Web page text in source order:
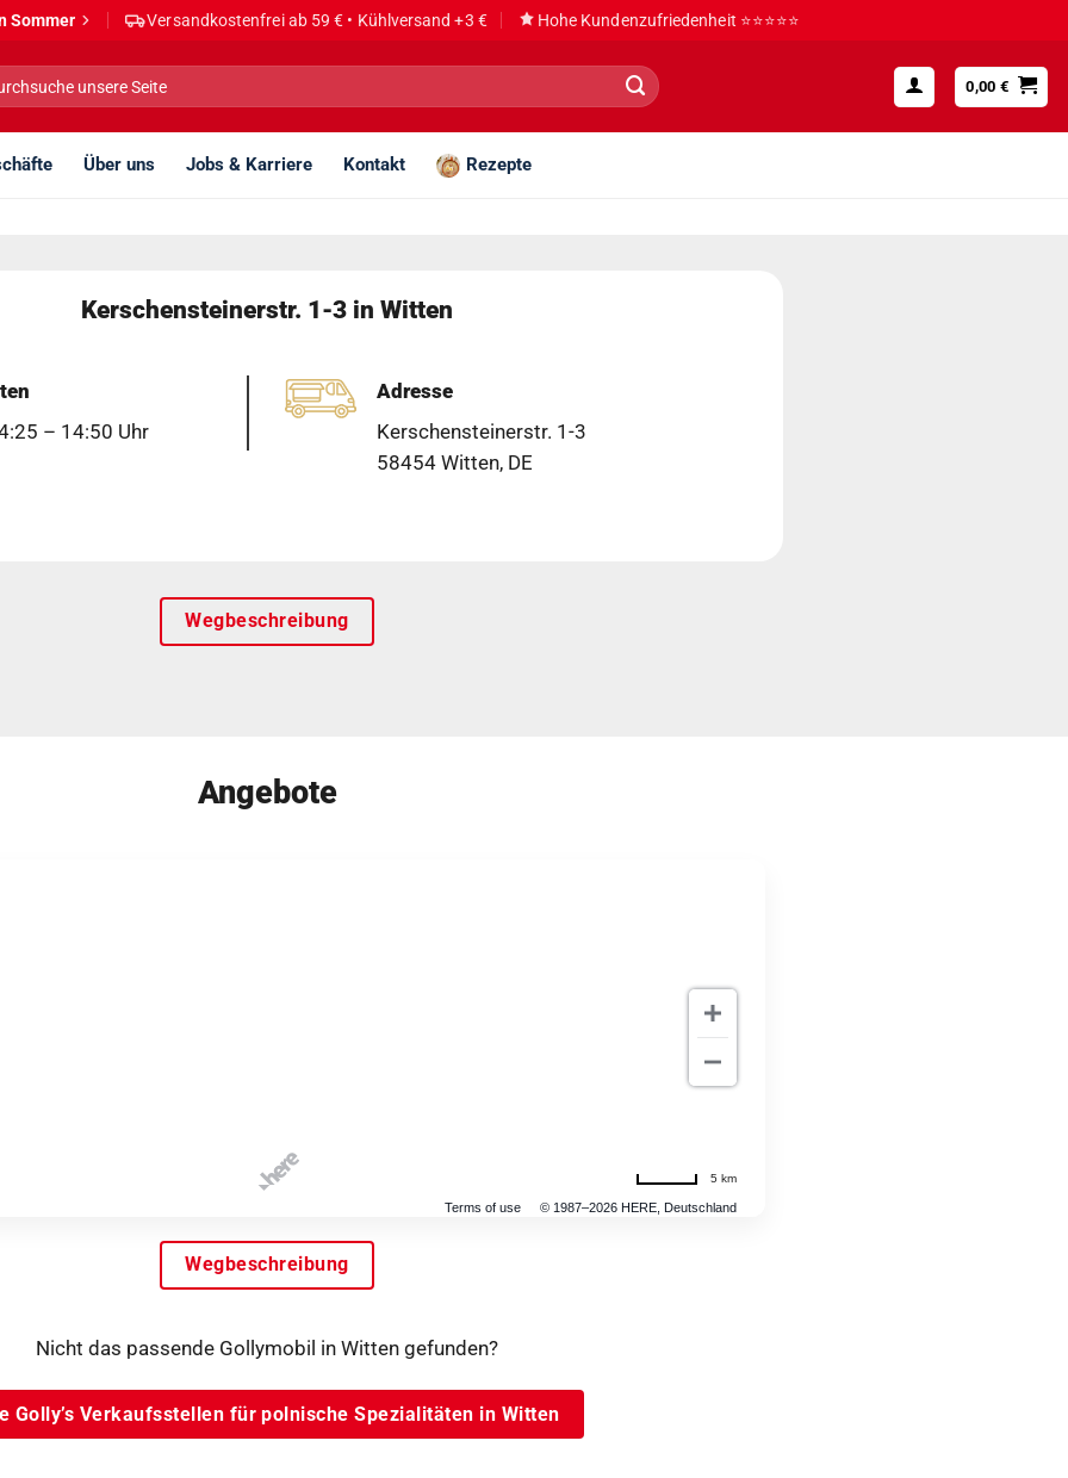
Sommer Versandkostenfrei ab 59 € • Kühlversand +3 € Hohe Kundenzufriedenheit ⭐⭐⭐⭐⭐
0,00€
Über uns Jobs & Karriere Kontakt Rezepte
Kerschensteinerstr. 1-3 in Witten
– 14:50 Uhr
Adresse
Kerschensteinerstr. 1-3
58454 Witten, DE
Wegbeschreibung
Angebote
Terms of use © 1987–2026 HERE, Deutschland
5 km
Wegbeschreibung
Nicht das passende Gollymobil in Witten gefunden?
Golly’s Verkaufsstellen für polnische Spezialitäten in Witten